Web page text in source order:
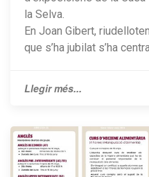
la Selva.
En Joan Gibert,
que s’ha jubilat s’ha
Llegir més...